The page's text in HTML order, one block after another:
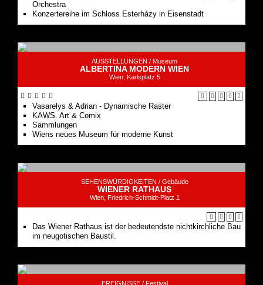
AUSSTELLUNGEN /Museum
Vasarelys & Adrian - Dynamische Raster
Sammlungen
Wiens neues Museum für moderne Kunst
SEHENSWÜRDIGKEITEN /Gebäude
Das Wiener Rathaus ist der bedeutendste nichtkirchliche Bau
im neugotischen Baustil.
EREIGNISSE /Festival